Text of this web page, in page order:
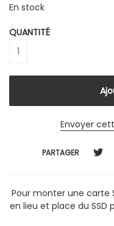
En stock
QUANTITÉ
Envoyer
PARTAGER
Pour monter une carte
en lieu et place du SSD